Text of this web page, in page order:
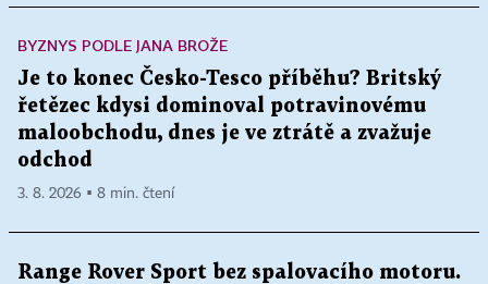
BYZNYS PODLE JANA BROŽE
Je to konec Česko-Tesco příběhu? Britský
řetězec kdysi dominoval potravinovému
maloobchodu, dnes je ve ztrátě a zvažuje
odchod
3. 8. 2026 ▪ 8 min. čtení
Range Rover Sport bez spalovacího motoru.